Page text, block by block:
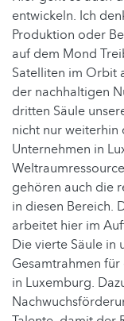
entwickeln. Ich
Produktion oder
auf dem Mond
Satelliten im Orbit
der nachhaltigen
dritten Säule
nicht nur weiterhin
Unternehmen in
gehören auch die
in diesen Bereich.
arbeitet hier im
Die vierte Säule in
Gesamtrahmen
in Luxemburg.